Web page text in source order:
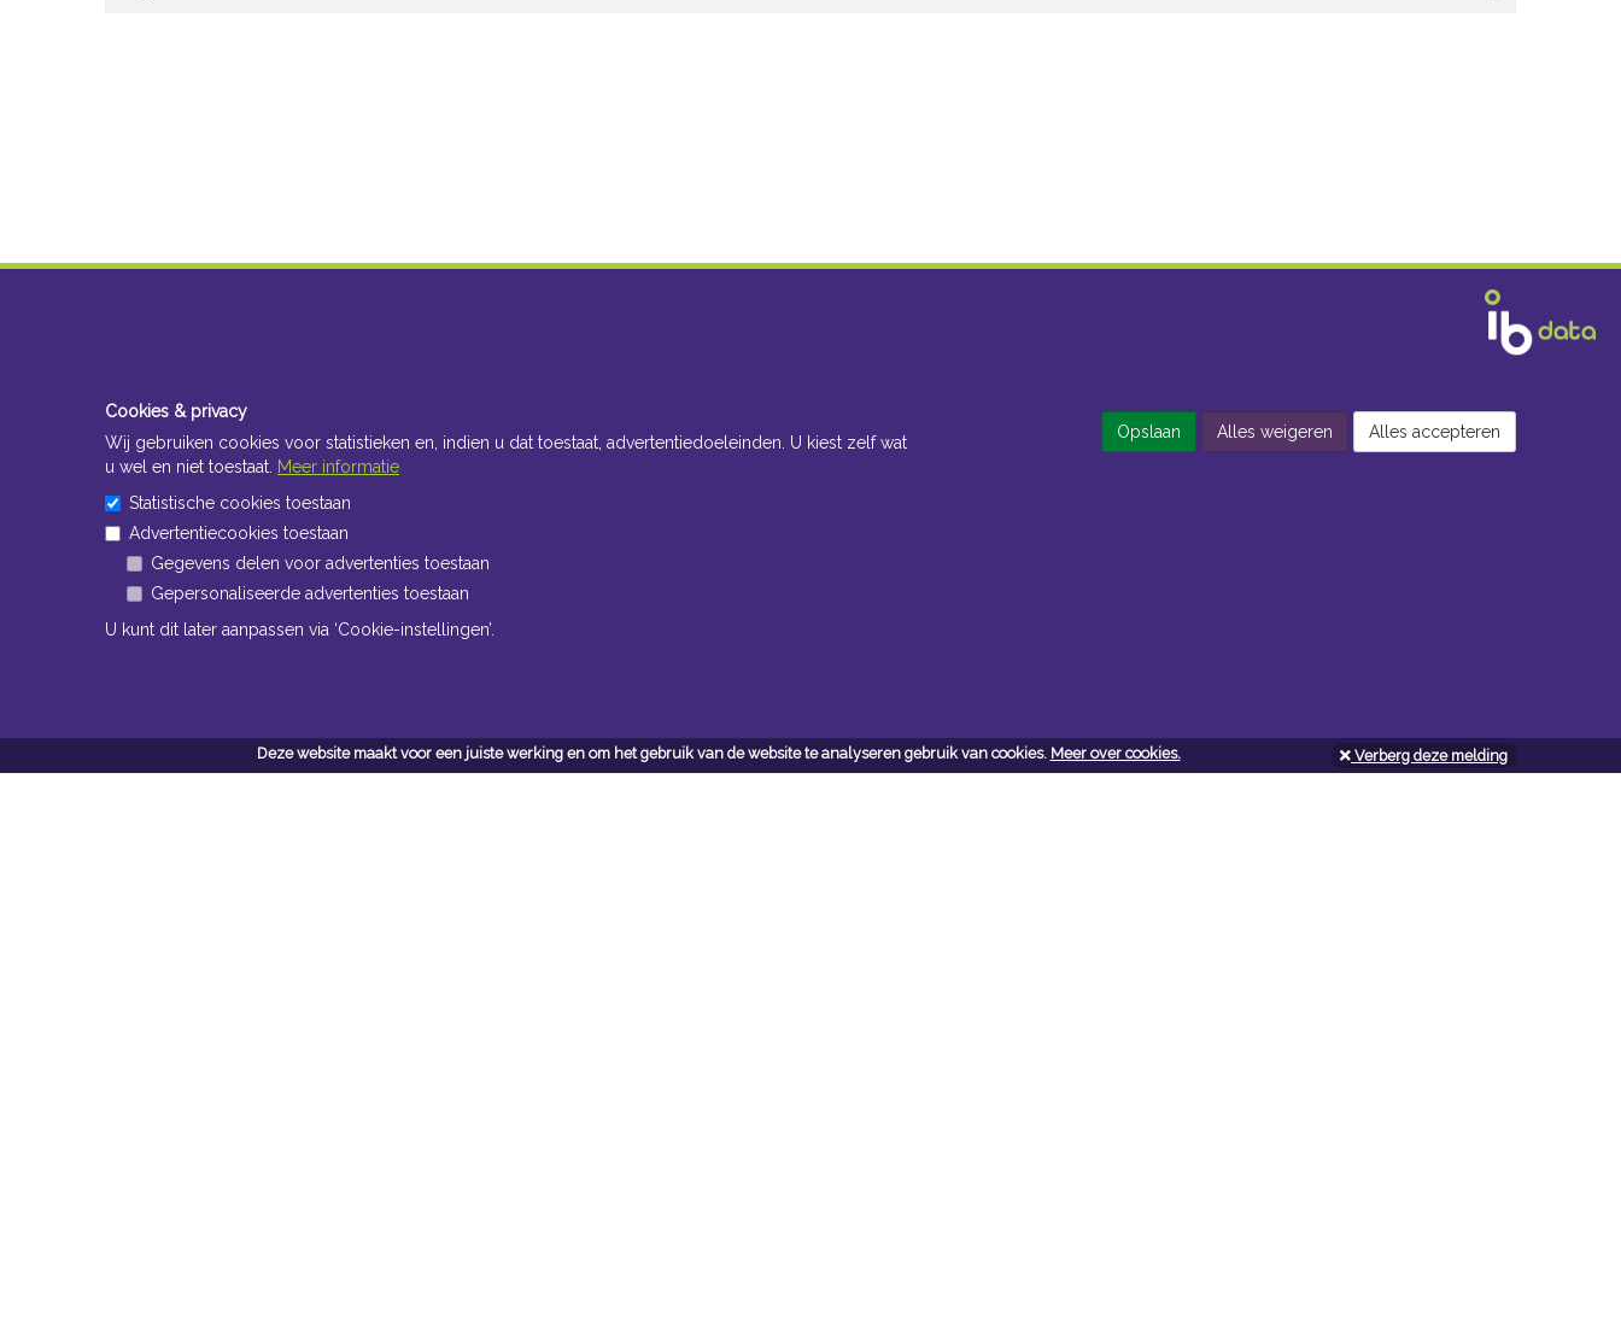
Deze website maakt voor een juiste werking en om het gebruik van de website te analyseren gebruik van cookies. Meer over cookies. Verberg deze melding
Cookies & privacy
Wij gebruiken cookies voor statistieken en, indien u dat toestaat, advertentiedoeleinden. U kiest zelf wat
u wel en niet toestaat. Meer informatie
Statistische cookies toestaan
Advertentiecookies toestaan
Gegevens delen voor advertenties toestaan
Gepersonaliseerde advertenties toestaan
U kunt dit later aanpassen via ‘Cookie-instellingen’.
Opslaan Alles weigeren Alles accepteren